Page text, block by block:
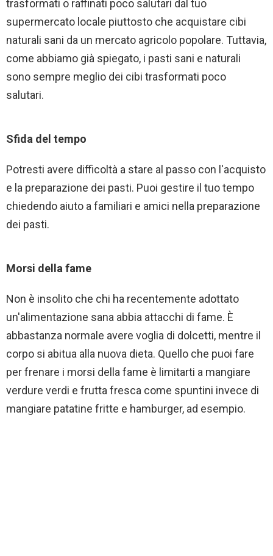
trasformati o raffinati poco salutari dal tuo
supermercato locale piuttosto che acquistare cibi
naturali sani da un mercato agricolo popolare. Tuttavia,
come abbiamo già spiegato, i pasti sani e naturali
sono sempre meglio dei cibi trasformati poco
salutari.
Sfida del tempo
Potresti avere difficoltà a stare al passo con l'acquisto
e la preparazione dei pasti. Puoi gestire il tuo tempo
chiedendo aiuto a familiari e amici nella preparazione
dei pasti.
Morsi della fame
Non è insolito che chi ha recentemente adottato
un'alimentazione sana abbia attacchi di fame. È
abbastanza normale avere voglia di dolcetti, mentre il
corpo si abitua alla nuova dieta. Quello che puoi fare
per frenare i morsi della fame è limitarti a mangiare
verdure verdi e frutta fresca come spuntini invece di
mangiare patatine fritte e hamburger, ad esempio.